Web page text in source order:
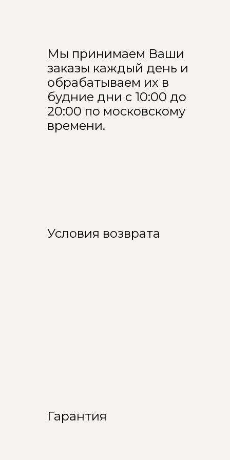
Мы принимаем Ваши
заказы каждый день и
обрабатываем их в
будние дни с 10:00 до
20:00 по московскому
времени.
Условия возврата
Гарантия